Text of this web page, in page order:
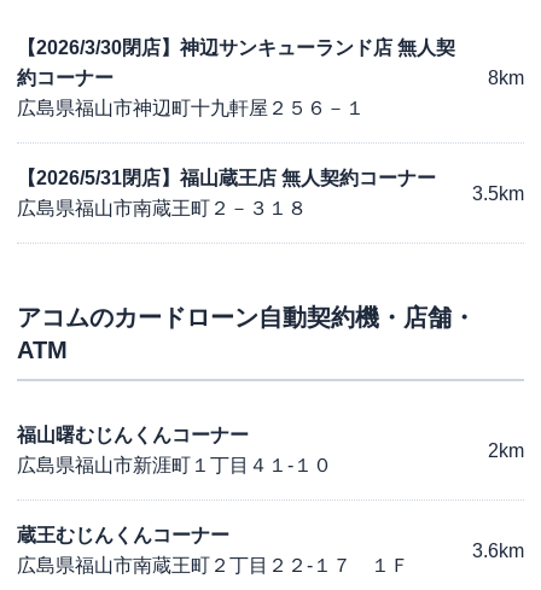
【2026/3/30閉店】神辺サンキューランド店 無人契
約コーナー
広島県福山市神辺町十九軒屋２５６－１
8km
【2026/5/31閉店】福山蔵王店 無人契約コーナー
広島県福山市南蔵王町２－３１８
3.5km
アコムのカードローン自動契約機・店舗・
ATM
福山曙むじんくんコーナー
広島県福山市新涯町１丁目４１-１０
2km
蔵王むじんくんコーナー
広島県福山市南蔵王町２丁目２２-１７ １Ｆ
3.6km